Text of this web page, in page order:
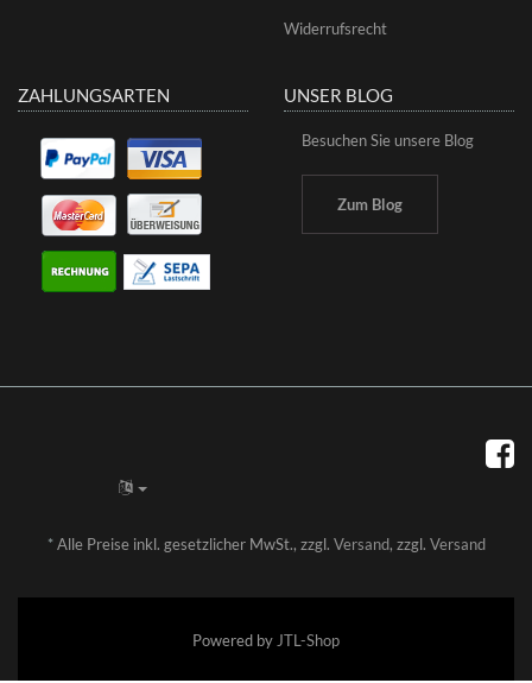
Widerrufsrecht
ZAHLUNGSARTEN UNSER BLOG
Besuchen Sie unsere Blog
Zum Blog
*Alle Preise inkl. gesetzlicher MwSt., zzgl. Versand, zzgl. Versand
Powered by JTL-Shop